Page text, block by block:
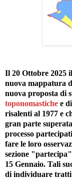
Il 20 Ottobre 2025
nuova mappatura
nuova proposta di
toponomastiche e
risalenti al 1977 e
gran parte
processo
fare le loro
sezione
15 Gennaio. Tali
di individuare tratti